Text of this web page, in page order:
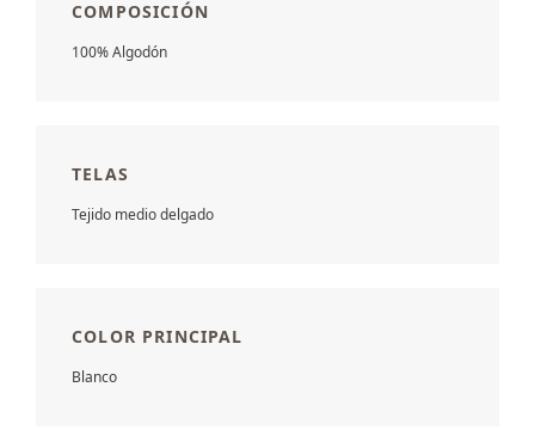
COMPOSICIÓN
100% Algodón
TELAS
Tejido medio delgado
COLOR PRINCIPAL
Blanco